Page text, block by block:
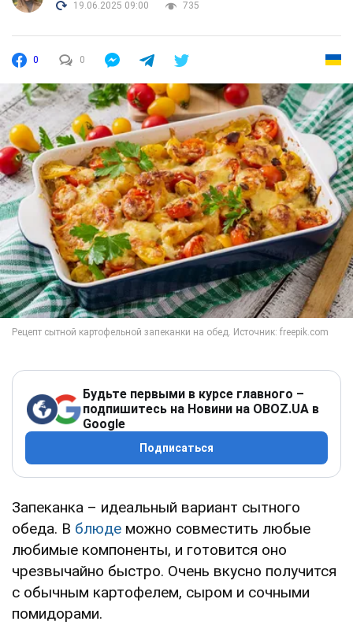
19.06.2025 09:00
735
0 0
Будьте первыми в курсе главного –
подпишитесь на Новини на OBOZ.UA в
Google
Подписаться
Запеканка – идеальный вариант сытного
обеда. В блюде можно совместить любые
любимые компоненты, и готовится оно
чрезвычайно быстро. Очень вкусно получится
с обычным картофелем, сыром и сочными
помидорами.